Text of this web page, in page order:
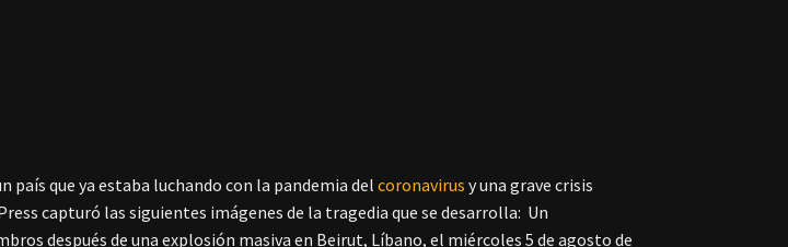
país que ya estaba luchando con la pandemia delcoronavirus y una grave crisis
capturó las siguientes imágenes de la tragedia que se desarrolla: Un
después de una explosión masiva en Beirut, Líbano, el miércoles 5 de agosto de